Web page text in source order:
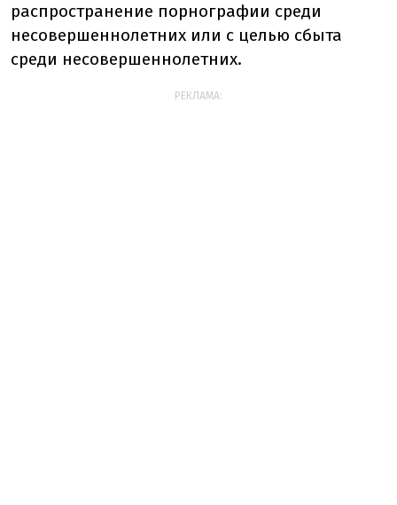
распространение порнографии среди
несовершеннолетних или с целью сбыта
среди несовершеннолетних.
РЕКЛАМА: